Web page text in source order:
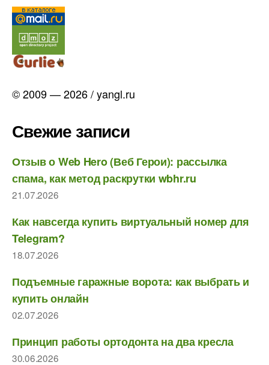
© 2009 — 2026 / yangl.ru
Свежие записи
Отзыв о Web Hero (Веб Герои): рассылка
спама, как метод раскрутки wbhr.ru
21.07.2026
Как навсегда купить виртуальный номер для
Telegram?
18.07.2026
Подъемные гаражные ворота: как выбрать и
купить онлайн
02.07.2026
Принцип работы ортодонта на два кресла
30.06.2026